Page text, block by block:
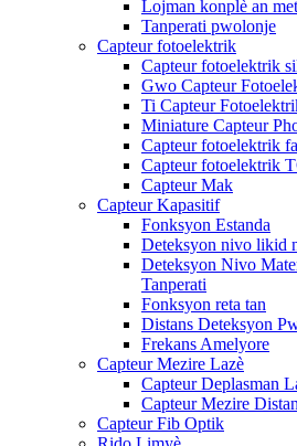
Lojman konplè an
Tanperati pwolonje
Capteur fotoelektrik
Capteur fotoelektrik
Gwo Capteur
Ti Capteur
Miniature Capteur
Capteur fotoelektrik
Capteur fotoelektrik
Capteur Mak
Capteur Kapasitif
Fonksyon Estanda
Deteksyon nivo likid
Deteksyon Nivo
Tanperati
Fonksyon reta tan
Distans Deteksyon
Frekans Amelyore
Capteur Mezire Lazè
Capteur Deplasman
Capteur Mezire
Capteur Fib Optik